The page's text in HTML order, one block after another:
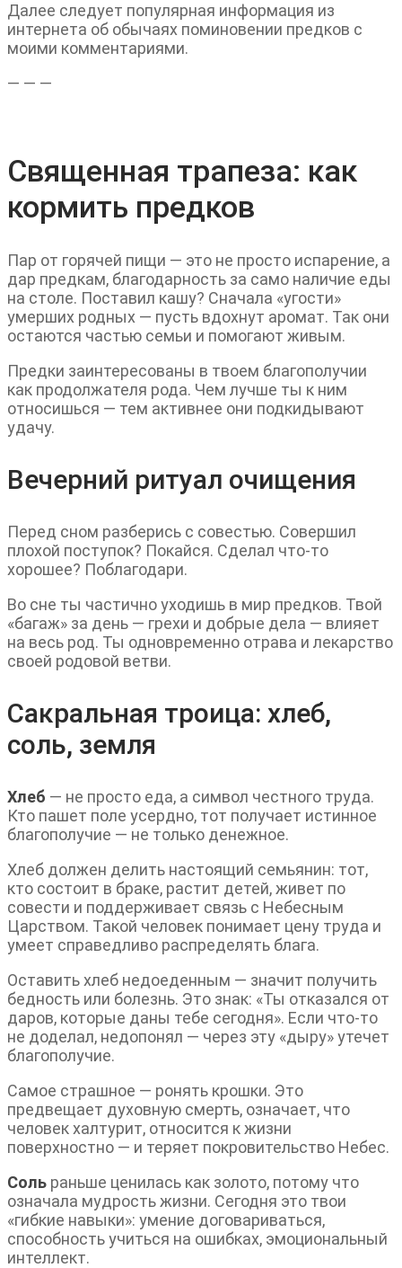
Далее следует популярная информация из
интернета об обычаях поминовении предков с
моими комментариями.
— — —
Священная трапеза: как
кормить предков
Пар от горячей пищи — это не просто испарение, а
дар предкам, благодарность за само наличие еды
на столе. Поставил кашу? Сначала «угости»
умерших родных — пусть вдохнут аромат. Так они
остаются частью семьи и помогают живым.
Предки заинтересованы в твоем благополучии
как продолжателя рода. Чем лучше ты к ним
относишься — тем активнее они подкидывают
удачу.
Вечерний ритуал очищения
Перед сном разберись с совестью. Совершил
плохой поступок? Покайся. Сделал что-то
хорошее? Поблагодари.
Во сне ты частично уходишь в мир предков. Твой
«багаж» за день — грехи и добрые дела — влияет
на весь род. Ты одновременно отрава и лекарство
своей родовой ветви.
Сакральная троица: хлеб,
соль, земля
Хлеб — не просто еда, а символ честного труда.
Кто пашет поле усердно, тот получает истинное
благополучие — не только денежное.
Хлеб должен делить настоящий семьянин: тот,
кто состоит в браке, растит детей, живет по
совести и поддерживает связь с Небесным
Царством. Такой человек понимает цену труда и
умеет справедливо распределять блага.
Оставить хлеб недоеденным — значит получить
бедность или болезнь. Это знак: «Ты отказался от
даров, которые даны тебе сегодня». Если что-то
не доделал, недопонял — через эту «дыру» утечет
благополучие.
Самое страшное — ронять крошки. Это
предвещает духовную смерть, означает, что
человек халтурит, относится к жизни
поверхностно — и теряет покровительство Небес.
Соль раньше ценилась как золото, потому что
означала мудрость жизни. Сегодня это твои
«гибкие навыки»: умение договариваться,
способность учиться на ошибках, эмоциональный
интеллект.